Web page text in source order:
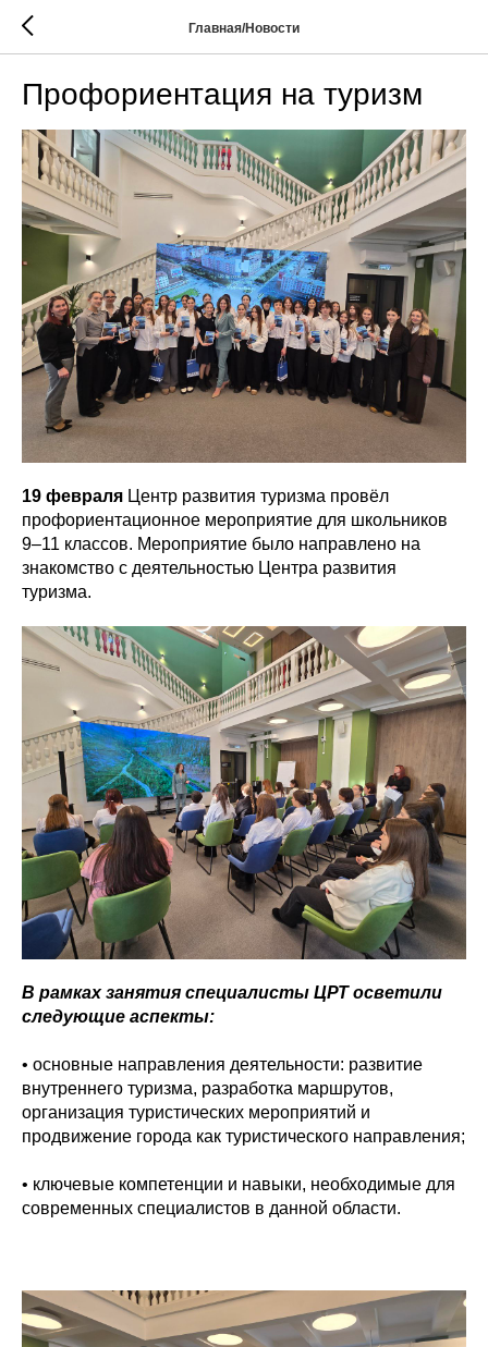
Главная/Новости
Профориентация на туризм
19 февраля Центр развития туризма провёл
профориентационное мероприятие для школьников
9–11 классов. Мероприятие было направлено на
знакомство с деятельностью Центра развития
туризма.
В рамках занятия специалисты ЦРТ осветили
следующие аспекты:
• основные направления деятельности: развитие
внутреннего туризма, разработка маршрутов,
организация туристических мероприятий и
продвижение города как туристического направления;
• ключевые компетенции и навыки, необходимые для
современных специалистов в данной области.